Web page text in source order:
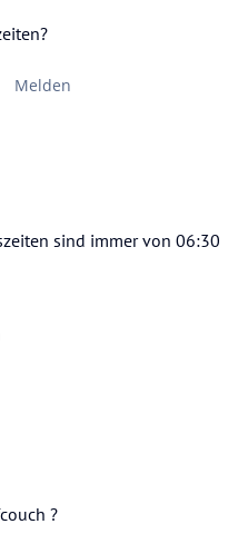
Melden
sind immer von 06:30
?